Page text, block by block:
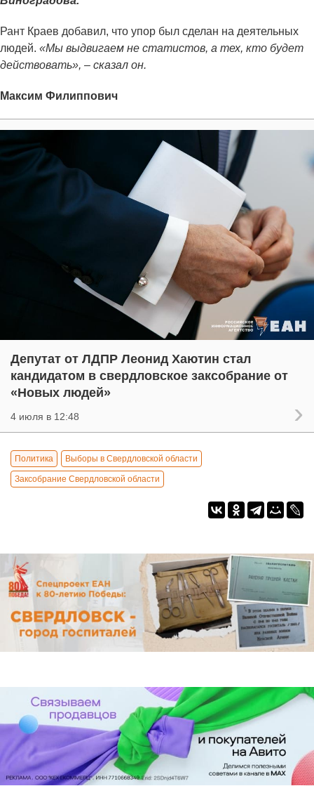
Рант Краев добавил, что упор был сделан на деятельных
людей. «Мы выдвигаем не статистов, а тех, кто будет
действовать», – сказал он.
Максим Филиппович
Депутат от ЛДПР Леонид Хаютин стал
кандидатом в свердловское заксобрание от
«Новых людей»
4 июля в 12:48
Политика Выборы в Свердловской области
Заксобрание Свердловской области